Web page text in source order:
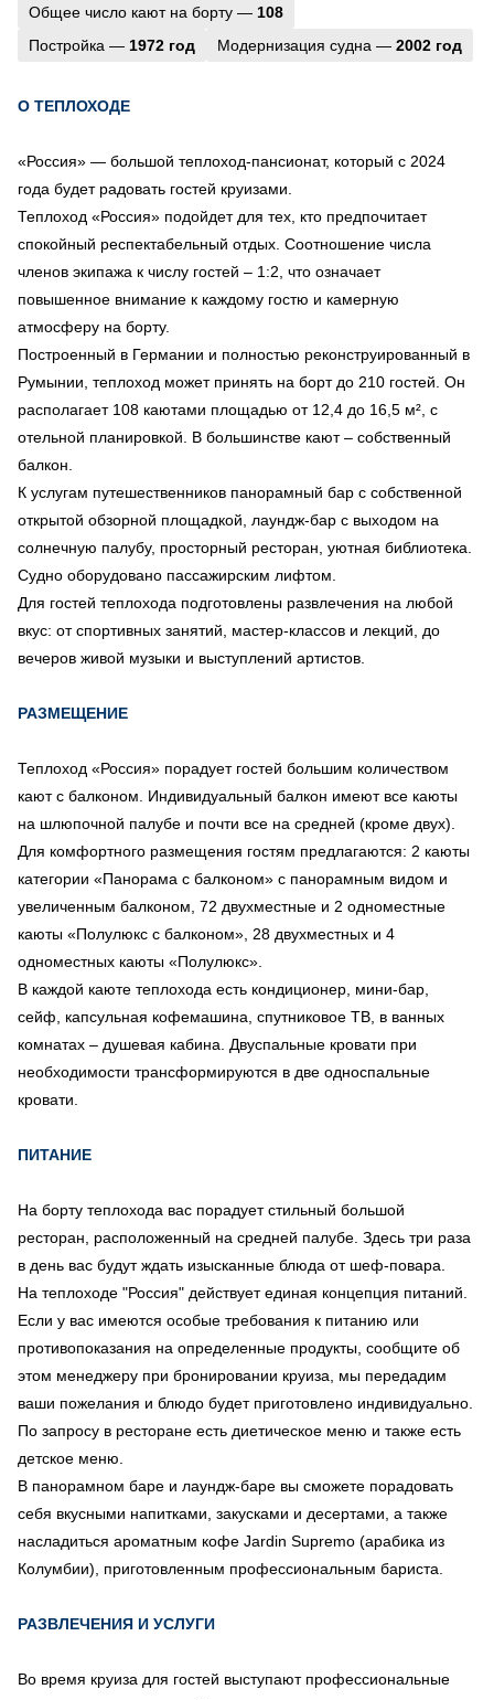
Общее число кают на борту — 108
Постройка — 1972 год Модернизация судна — 2002 год
О ТЕПЛОХОДЕ
«Россия» — большой теплоход-пансионат, который с 2024
года будет радовать гостей круизами.
Теплоход «Россия» подойдет для тех, кто предпочитает
спокойный респектабельный отдых. Соотношение числа
членов экипажа к числу гостей – 1:2, что означает
повышенное внимание к каждому гостю и камерную
атмосферу на борту.
Построенный в Германии и полностью реконструированный в
Румынии, теплоход может принять на борт до 210 гостей. Он
располагает 108 каютами площадью от 12,4 до 16,5 м², с
отельной планировкой. В большинстве кают – собственный
балкон.
К услугам путешественников панорамный бар с собственной
открытой обзорной площадкой, лаундж-бар с выходом на
солнечную палубу, просторный ресторан, уютная библиотека.
Судно оборудовано пассажирским лифтом.
Для гостей теплохода подготовлены развлечения на любой
вкус: от спортивных занятий, мастер-классов и лекций, до
вечеров живой музыки и выступлений артистов.
РАЗМЕЩЕНИЕ
Теплоход «Россия» порадует гостей большим количеством
кают с балконом. Индивидуальный балкон имеют все каюты
на шлюпочной палубе и почти все на средней (кроме двух).
Для комфортного размещения гостям предлагаются: 2 каюты
категории «Панорама с балконом» с панорамным видом и
увеличенным балконом, 72 двухместные и 2 одноместные
каюты «Полулюкс с балконом», 28 двухместных и 4
одноместных каюты «Полулюкс».
В каждой каюте теплохода есть кондиционер, мини-бар,
сейф, капсульная кофемашина, спутниковое ТВ, в ванных
комнатах – душевая кабина. Двуспальные кровати при
необходимости трансформируются в две односпальные
кровати.
ПИТАНИЕ
На борту теплохода вас порадует стильный большой
ресторан, расположенный на средней палубе. Здесь три раза
в день вас будут ждать изысканные блюда от шеф-повара.
На теплоходе "Россия" действует единая концепция питаний.
Если у вас имеются особые требования к питанию или
противопоказания на определенные продукты, сообщите об
этом менеджеру при бронировании круиза, мы передадим
ваши пожелания и блюдо будет приготовлено индивидуально.
По запросу в ресторане есть диетическое меню и также есть
детское меню.
В панорамном баре и лаундж-баре вы сможете порадовать
себя вкусными напитками, закусками и десертами, а также
насладиться ароматным кофе Jardin Supremo (арабика из
Колумбии), приготовленным профессиональным бариста.
РАЗВЛЕЧЕНИЯ И УСЛУГИ
Во время круиза для гостей выступают профессиональные